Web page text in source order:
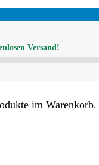
Versand!
im Warenkorb.